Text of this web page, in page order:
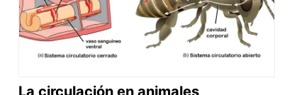
La circulación en animales